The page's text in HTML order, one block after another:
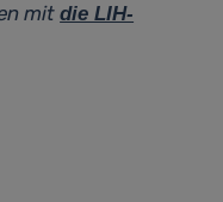
mitdie LIH-